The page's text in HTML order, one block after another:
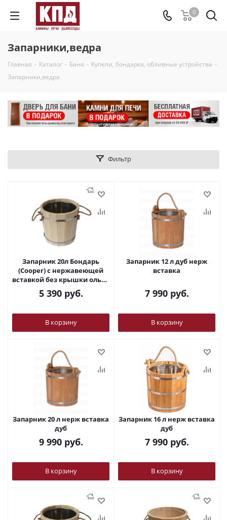
0
Запарники,ведра
Главная - Каталог - Баня - Купели, бондарка, обливные устройства -
Запарники,ведра
Фильтр
Запарник 20л Бондарь
(Cooper) с нержавеющей
вставкой без крышки ольха
ЗДН-20
5 390руб.
В корзину
Запарник 12 л дуб нерж
вставка
7 990руб.
В корзину
Запарник 20 л нерж вставка
дуб
9 990руб.
В корзину
Запарник 16 л нерж вставка
дуб
7 990руб.
В корзину